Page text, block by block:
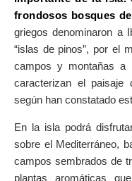
SOBRE EL MAPA
Llega siempre a tu destino
frondosos bosques
griegos denominaron a
“islas de pinos”, por el
campos y montañas
caracterizan el
según han constatado
En la isla podrá
sobre el Mediterráneo,
campos sembrados de
plantas aromáticas